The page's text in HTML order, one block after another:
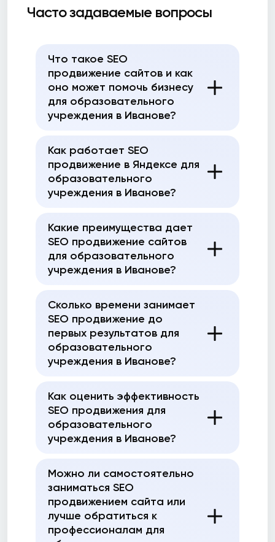
Часто задаваемые вопросы
Что такое SEO
продвижение сайтов и как
оно может помочь бизнесу
для образовательного
учреждения в Иванове?
Как работает SEO
продвижение в Яндексе для
образовательного
учреждения в Иванове?
Какие преимущества дает
SEO продвижение сайтов
для образовательного
учреждения в Иванове?
Сколько времени занимает
SEO продвижение до
первых результатов для
образовательного
учреждения в Иванове?
Как оценить эффективность
SEO продвижения для
образовательного
учреждения в Иванове?
Можно ли самостоятельно
заниматься SEO
продвижением сайта или
лучше обратиться к
профессионалам для